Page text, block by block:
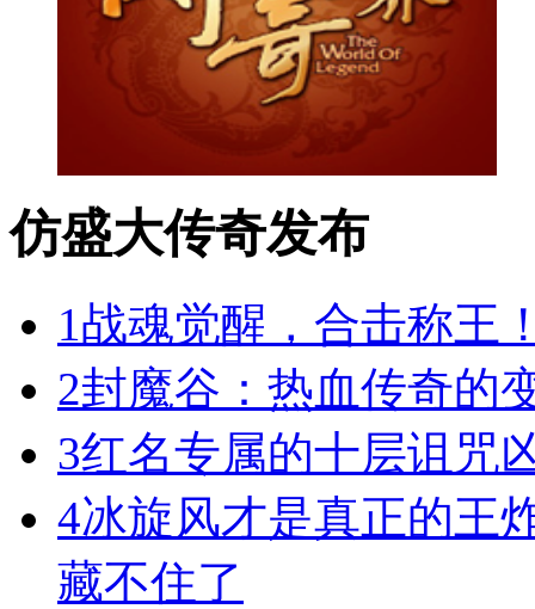
仿盛大传奇发布
1战魂觉醒，合击称王
2封魔谷：热血传奇的
3红名专属的十层诅咒
4冰旋风才是真正的王
藏不住了